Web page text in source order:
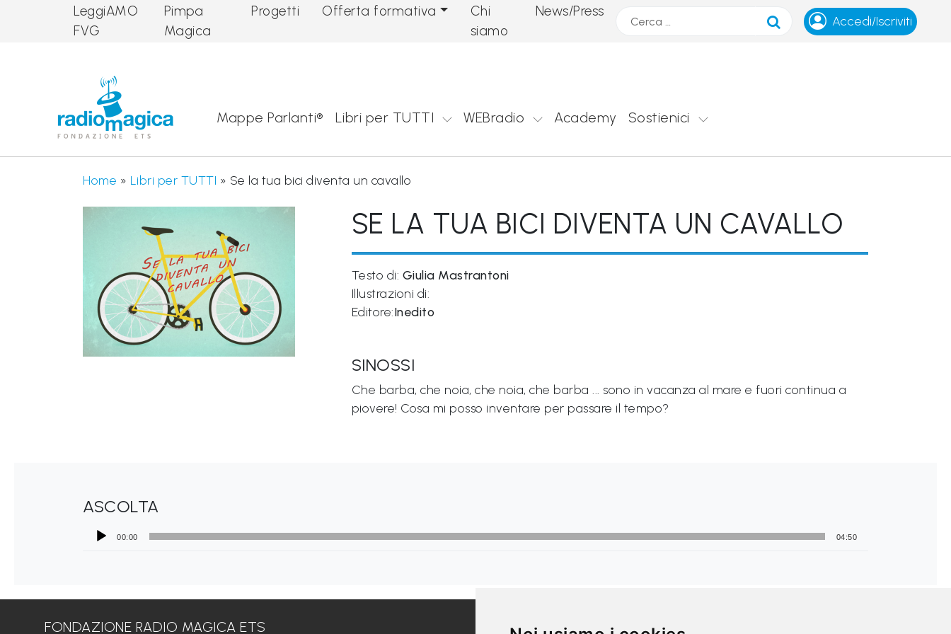
LeggiAMO
FVG
Pimpa
Magica
Progetti Offerta formativa
Chi
siamo
News/Press
Accedi/Iscriviti
Mappe Parlanti® Libri per TUTTI WEBradio Academy Sostienici
Home » Libri per TUTTI » Se la tua bici diventa un cavallo
SE LA TUA BICI DIVENTA UN CAVALLO
Testo di: Giulia Mastrantoni
Illustrazioni di:
Editore:Inedito
SINOSSI
Che barba, che noia, che noia, che barba ... sono in vacanza al mare e fuori continua a
piovere! Cosa mi posso inventare per passare il tempo?
ASCOLTA
00:00 04:50
FONDAZIONE RADIO MAGICA ETS LINK UTILI